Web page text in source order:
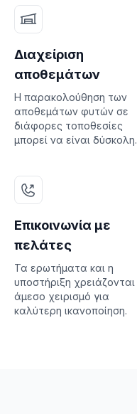
Διαχείριση
αποθεμάτων
Η παρακολούθηση των
αποθεμάτων φυτών σε
διάφορες τοποθεσίες
μπορεί να είναι δύσκολη.
Επικοινωνία με
πελάτες
Τα ερωτήματα και η
υποστήριξη χρειάζονται
άμεσο χειρισμό για
καλύτερη ικανοποίηση.